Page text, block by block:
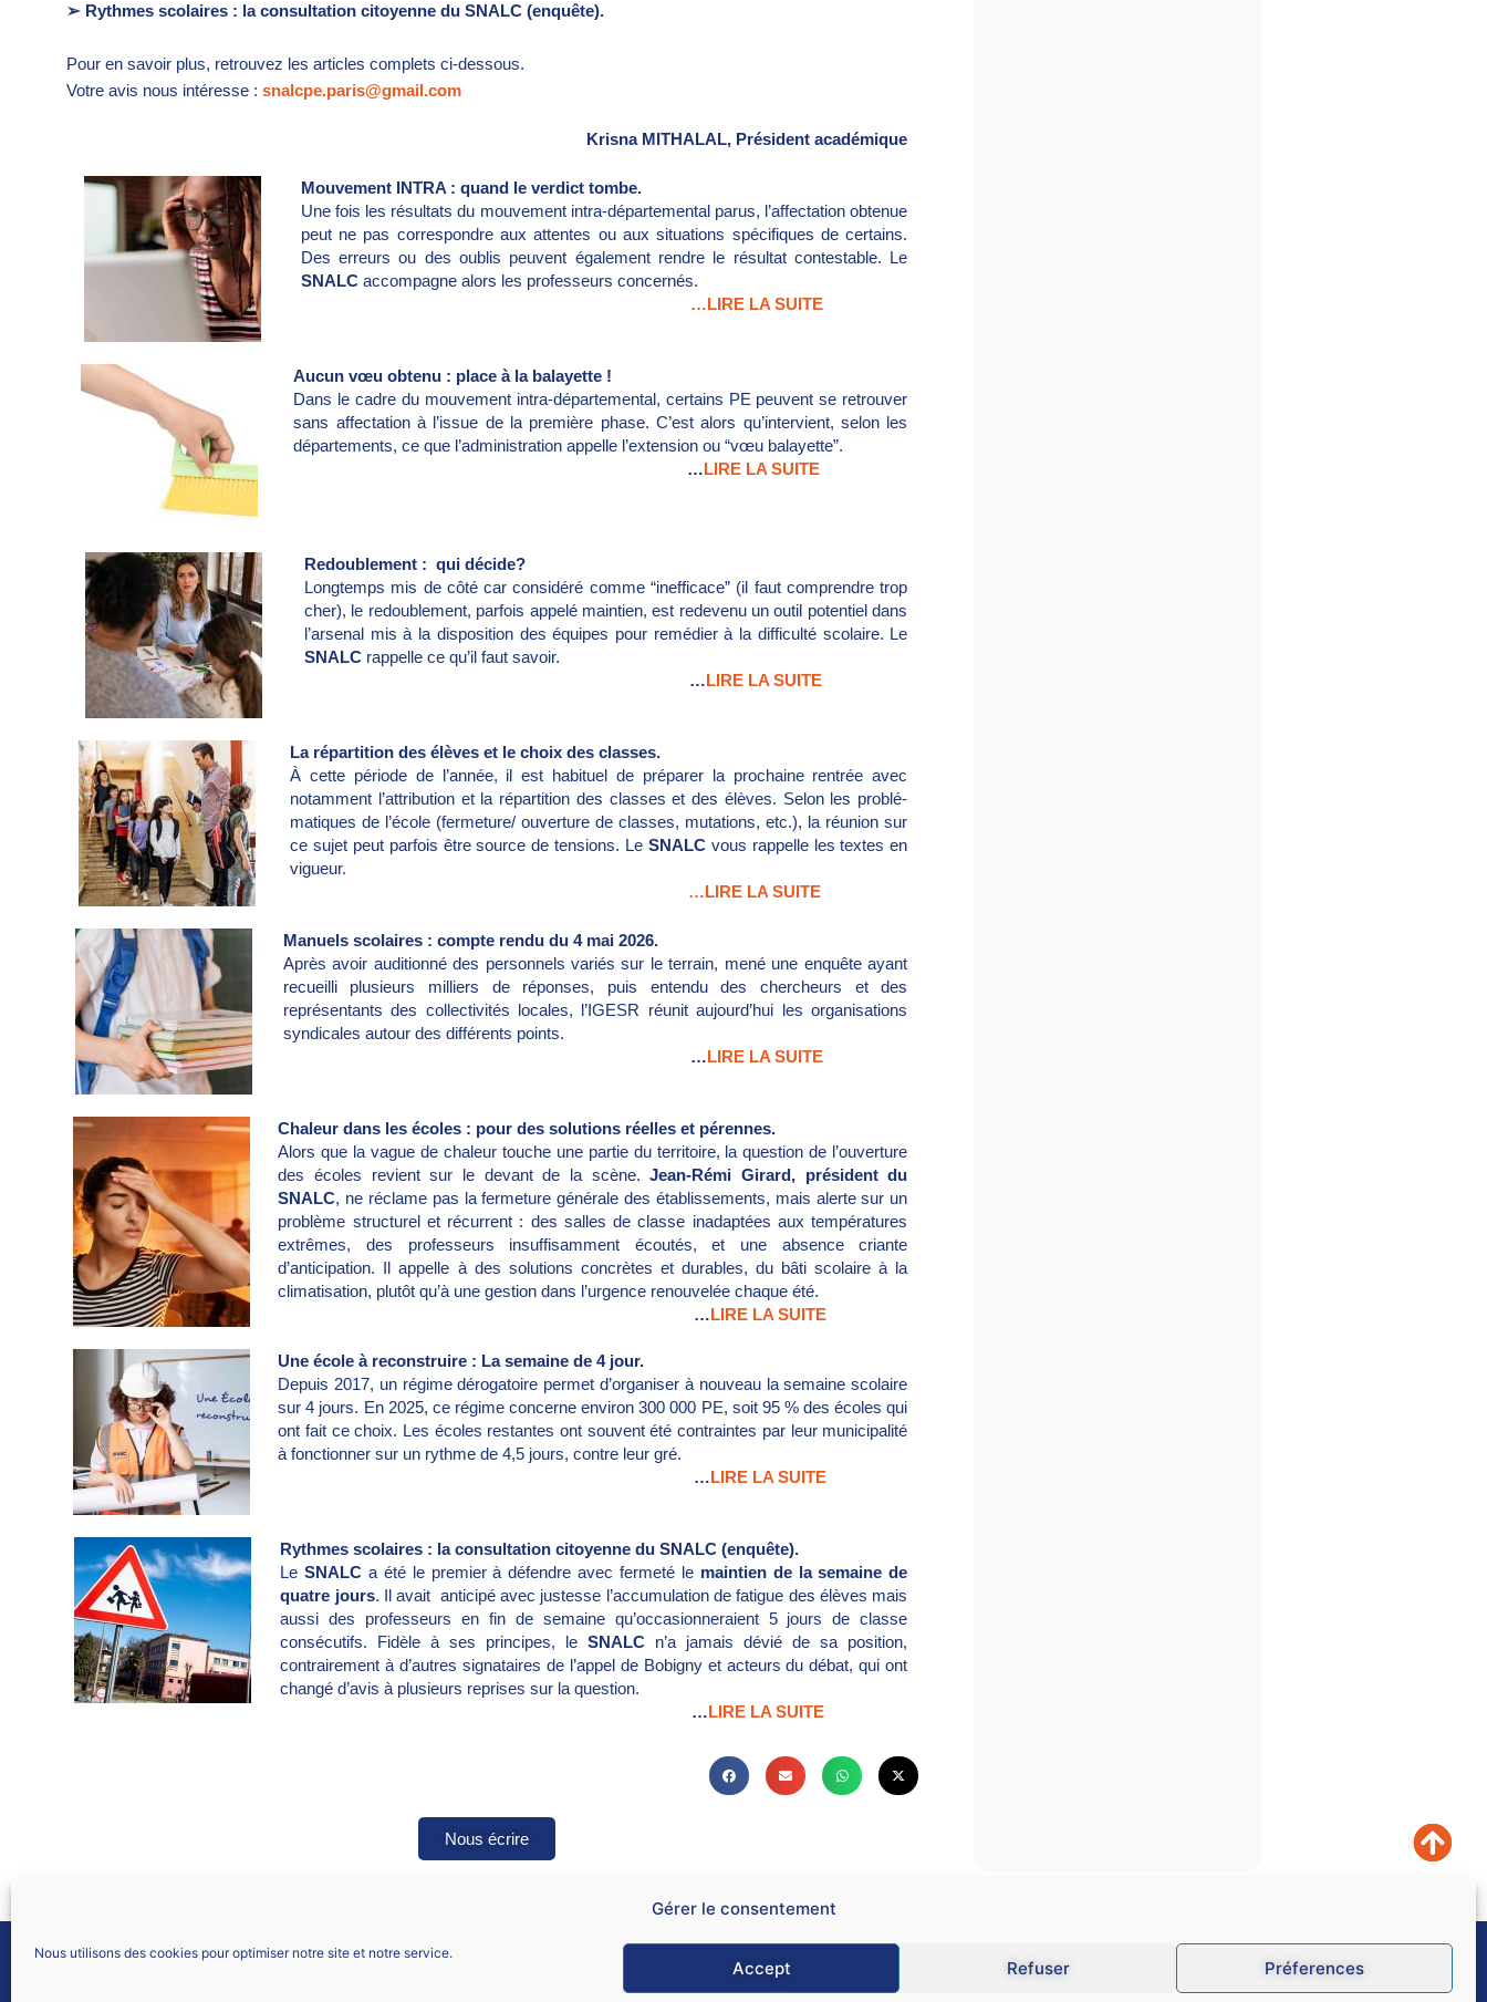
Gérer le consentement
Nous utilisons des cookies pour optimiser notre site et notre service.
Accept Refuser Préferences
➢ Rythmes scolaires : la consultation citoyenne du SNALC (enquête).
Pour en savoir plus, retrouvez les articles complets ci-dessous.
Votre avis nous intéresse : snalcpe.paris@gmail.com
Krisna MITHALAL, Président académique
Mouvement INTRA : quand le verdict tombe.
Une fois les résultats du mouvement intra-départemental parus, l’affectation obtenue
peut ne pas correspondre aux attentes ou aux situations spécifiques de certains.
Des erreurs ou des oublis peuvent également rendre le résultat contestable. Le
SNALCaccompagne alors les professeurs concernés.
…LIRE LA SUITE
Aucun vœu obtenu : place à la balayette !
Dans le cadre du mouvement intra-départemental, certains PE peuvent se retrouver
sans affectation à l’issue de la première phase. C’est alors qu’intervient, selon les
départements, ce que l’administration appelle l’extension ou “vœu balayette”.
…LIRE LA SUITE
Redoublement : qui décide?
Longtemps mis de côté car considéré comme “inefficace” (il faut comprendre trop
cher), le redoublement, parfois appelé maintien, est redevenu un outil potentiel dans
l’arsenal mis à la disposition des équipes pour remédier à la difficulté scolaire. Le
SNALCrappelle ce qu’il faut savoir.
…LIRE LA SUITE
La répartition des élèves et le choix des classes.
À cette période de l’année, il est habituel de préparer la prochaine rentrée avec
notamment l’attribu­tion et la répartition des classes et des élèves. Selon les problé­
matiques de l’école (fermeture/ ouverture de classes, mutations, etc.), la réunion sur
ce sujet peut parfois être source de tensions. Le SNALCvous rappelle les textes en
vigueur.
…LIRE LA SUITE
Manuels scolaires : compte rendu du 4 mai 2026.
Après avoir auditionné des personnels variés sur le terrain, mené une enquête ayant
recueilli plusieurs milliers de réponses, puis entendu des chercheurs et des
représentants des collectivités locales, l’IGESR réunit aujourd’hui les organisations
syndicales autour des différents points.
…LIRE LA SUITE
Chaleur dans les écoles : pour des solutions réelles et pérennes.
Alors que la vague de chaleur touche une partie du territoire, la question de l’ouverture
des écoles revient sur le devant de la scène.Jean-Rémi Girard, président du
SNALC, ne réclame pas la fermeture générale des établissements, mais alerte sur un
problème structurel et récurrent : des salles de classe inadaptées aux températures
extrêmes, des professeurs insuffisamment écoutés, et une absence criante
d’anticipation. Il appelle à des solutions concrètes et durables, du bâti scolaire à la
climatisation, plutôt qu’à une gestion dans l’urgence renouvelée chaque été.
…LIRE LA SUITE
Une école à reconstruire : La semaine de 4 jour.
Depuis 2017, un régime dérogatoire permet d’organiser à nouveau la semaine scolaire
sur 4 jours. En 2025, ce régime concerne environ 300 000 PE, soit 95 % des écoles qui
ont fait ce choix. Les écoles restantes ont souvent été contraintes par leur municipalité
à fonctionner sur un rythme de 4,5 jours, contre leur gré.
…LIRE LA SUITE
Rythmes scolaires : la consultation citoyenne du SNALC (enquête).
LeSNALC a été le premier à défendre avec fermeté le maintien de la semaine de
quatre jours. Il avait anticipé avec justesse l’accumulation de fatigue des élèves mais
aussi des professeurs en fin de semaine qu’occasionneraient 5 jours de classe
consécutifs. Fidèle à ses principes, leSNALC n’a jamais dévié de sa position,
contrairement à d’autres signataires de l’appel de Bobigny et acteurs du débat, qui ont
changé d’avis à plusieurs reprises sur la question.
…LIRE LA SUITE
Nous écrire